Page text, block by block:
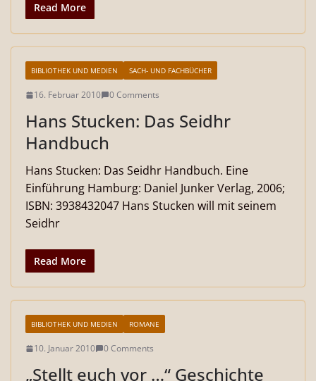
Read More
BIBLIOTHEK UND MEDIEN SACH- UND FACHBÜCHER
16. Februar 2010 0 Comments
Hans Stucken: Das Seidhr
Handbuch
Hans Stucken: Das Seidhr Handbuch. Eine
Einführung Hamburg: Daniel Junker Verlag, 2006;
ISBN: 3938432047 Hans Stucken will mit seinem
Seidhr
Read More
BIBLIOTHEK UND MEDIEN ROMANE
10. Januar 2010 0 Comments
„Stellt euch vor …“ Geschichte